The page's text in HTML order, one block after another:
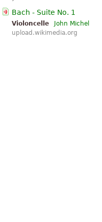
Bach - Suite No. 1
Violoncelle
John Michel
upload.wikimedia.org